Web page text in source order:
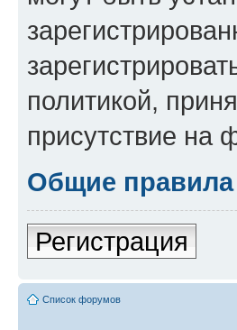
политикой,
присутствие на
Общие правила
Регистрация
Список форумов